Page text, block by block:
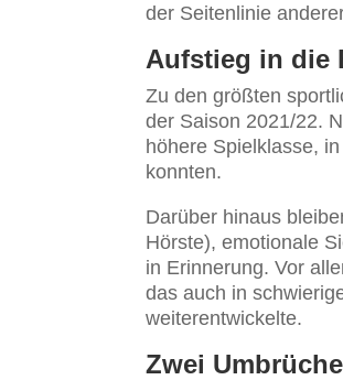
der Seitenlinie
Aufstieg in die
Zu den größten
der Saison 2021/22.
höhere Spielklasse,
konnten.
Darüber hinaus
Hörste), emotionale
in Erinnerung. Vor
das auch in
weiterentwickelte.
Zwei